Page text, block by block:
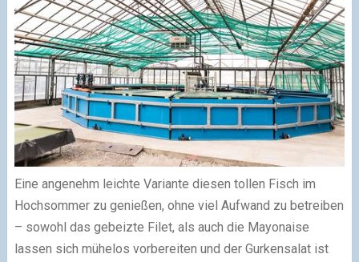
Eine angenehm leichte Variante diesen tollen Fisch im
Hochsommer zu genießen, ohne viel Aufwand zu betreiben
– sowohl das gebeizte Filet, als auch die Mayonaise
lassen sich mühelos vorbereiten und der Gurkensalat ist